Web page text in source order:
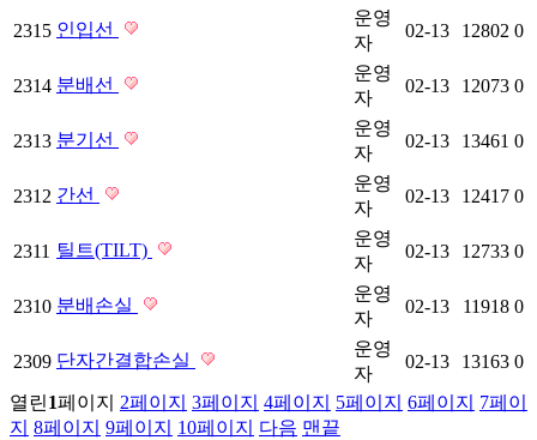
2315 인입선
운영
자
02-13 12802 0
2314 분배선
운영
자
02-13 12073 0
2313 분기선
운영
자
02-13 13461 0
2312 간선
운영
자
02-13 12417 0
2311 틸트(TILT)
운영
자
02-13 12733 0
2310 분배손실
운영
자
02-13 11918 0
2309 단자간결합손실
운영
자
02-13 13163 0
열린1페이지 2페이지 3페이지 4페이지 5페이지 6페이지 7페이
지 8페이지 9페이지 10페이지 다음 맨끝